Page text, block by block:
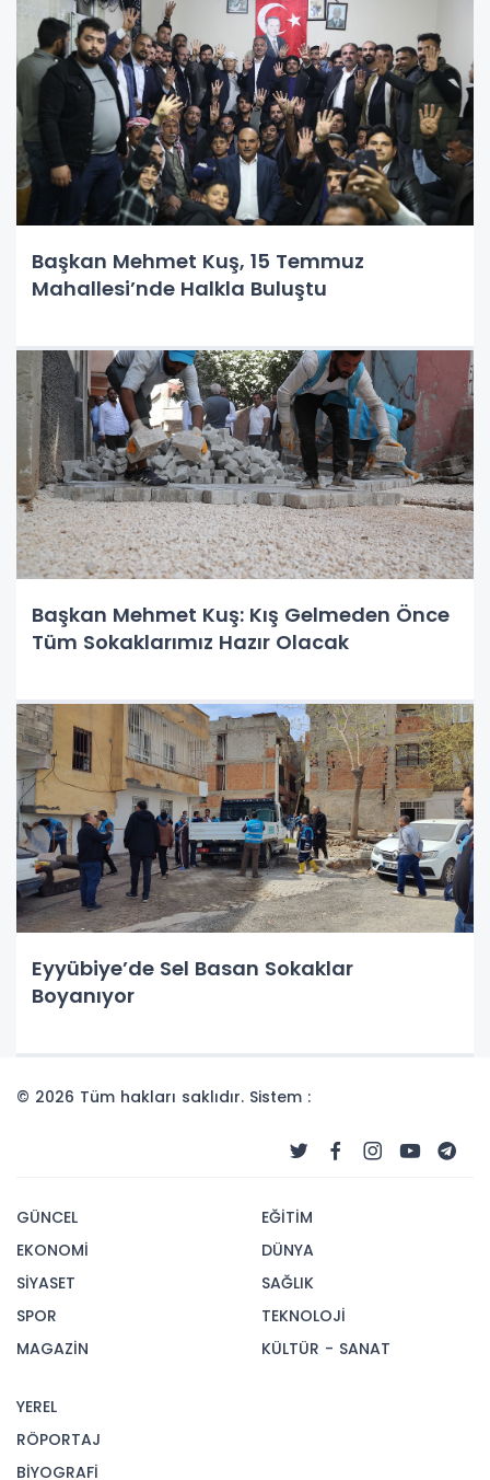
Başkan Mehmet Kuş, 15 Temmuz
Mahallesi’nde Halkla Buluştu
Başkan Mehmet Kuş: Kış Gelmeden Önce
Tüm Sokaklarımız Hazır Olacak
Eyyübiye’de Sel Basan Sokaklar
Boyanıyor
© 2026 Tüm hakları saklıdır. Sistem :
GÜNCEL
EKONOMİ
SİYASET
SPOR
MAGAZİN
EĞİTİM
DÜNYA
SAĞLIK
TEKNOLOJİ
KÜLTÜR - SANAT
YEREL
RÖPORTAJ
BİYOGRAFİ